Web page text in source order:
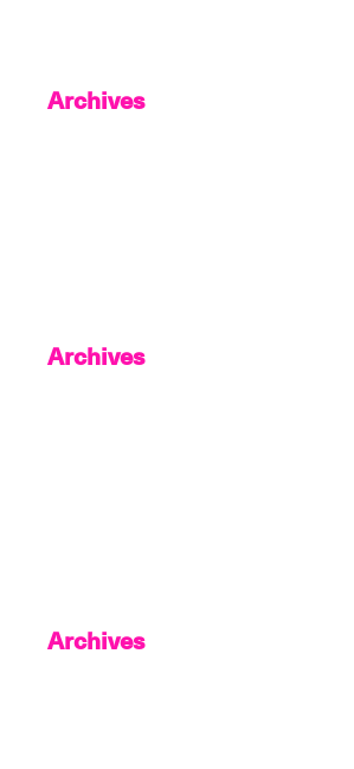
Archives
Archives
Archives